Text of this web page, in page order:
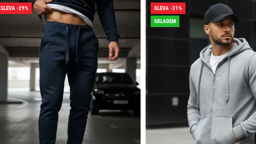
SLEVA -29%
SLEVA -31%
SKLADEM